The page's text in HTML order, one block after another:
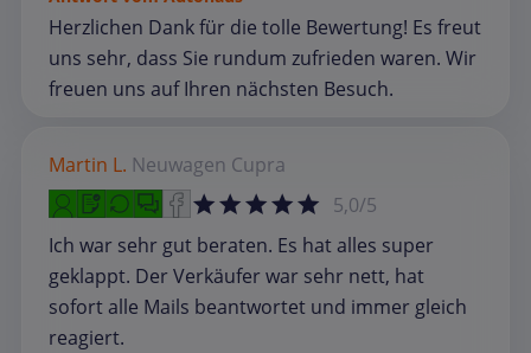
Herzlichen Dank für die tolle Bewertung! Es freut
uns sehr, dass Sie rundum zufrieden waren. Wir
freuen uns auf Ihren nächsten Besuch.
Martin L. Neuwagen Cupra
5,0/5
Ich war sehr gut beraten. Es hat alles super
geklappt. Der Verkäufer war sehr nett, hat
sofort alle Mails beantwortet und immer gleich
reagiert.